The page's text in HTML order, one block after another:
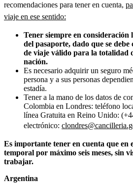
recomendaciones para tener en cuenta,
viaje en ese sentido:
Tener siempre en consideración
del pasaporte, dado que se
de viaje válido para la totalidad
nación.
Es necesario adquirir un seguro
persona y a sus personas
estadía.
Tener a la mano de los datos de
Colombia en Londres: teléfono
línea Gratuita en Reino Unido:
electrónico:
Es importante tener en cuenta que en
temporal por máximo seis meses, sin
trabajar.
Argentina